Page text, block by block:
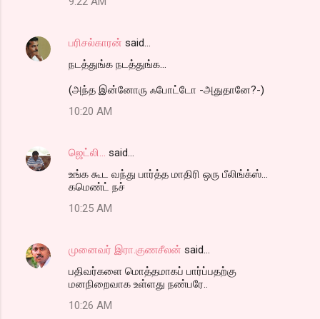
பரிசல்காரன் said…
நடத்துங்க நடத்துங்க...
(அந்த இன்னோரு ஃபோட்டோ -அதுதானே?-)
10:20 AM
ஜெட்லி... said…
உங்க கூட வந்து பார்த்த மாதிரி ஒரு பீலிங்க்ஸ்...
கமெண்ட் நச்
10:25 AM
முனைவர் இரா.குணசீலன் said…
பதிவர்களை மொத்தமாகப் பார்ப்பதற்கு
மனநிறைவாக உள்ளது நண்பரே..
10:26 AM